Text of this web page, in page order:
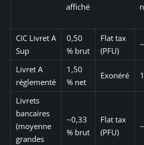
affiché
CIC Livret A
Sup
0,50
% brut
Flat tax
(PFU)
Livret A
réglementé
1,50
% net
Exonéré
Livrets
bancaires
(moyenne
grandes
~0,33
% brut
Flat tax
(PFU)